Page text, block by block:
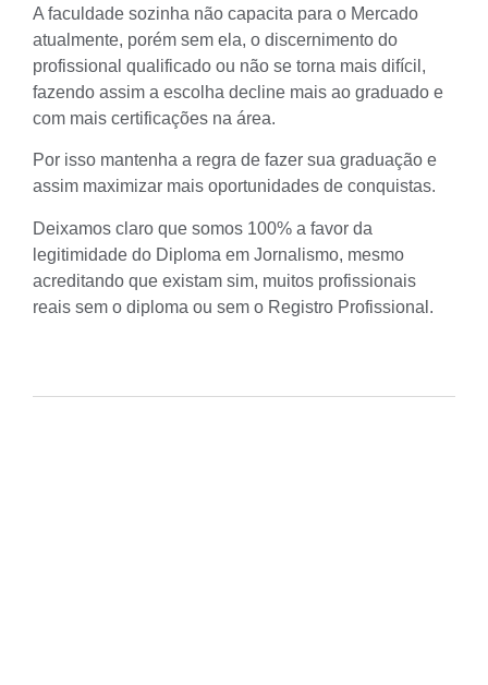
A faculdade sozinha não capacita para o Mercado
atualmente, porém sem ela, o discernimento do
profissional qualificado ou não se torna mais difícil,
fazendo assim a escolha decline mais ao graduado e
com mais certificações na área.
Por isso mantenha a regra de fazer sua graduação e
assim maximizar mais oportunidades de conquistas.
Deixamos claro que somos 100% a favor da
legitimidade do Diploma em Jornalismo, mesmo
acreditando que existam sim, muitos profissionais
reais sem o diploma ou sem o Registro Profissional.